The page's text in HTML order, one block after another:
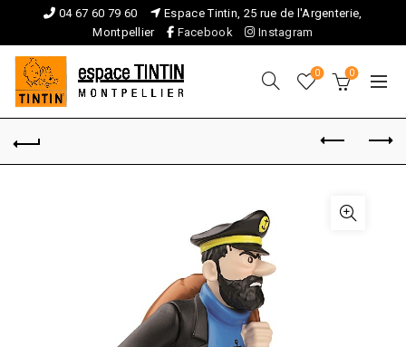
04 67 60 79 60
Espace Tintin, 25 rue de l'Argenterie,
Montpellier
Facebook Instagram
0 0